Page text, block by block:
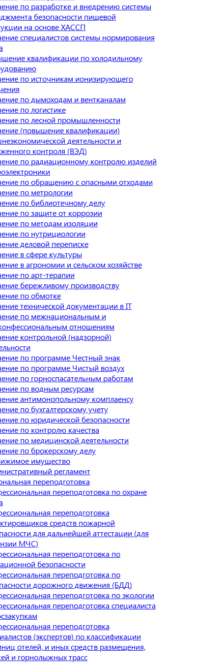
по разработке и внедрению системы
безопасности пищевой
на основе ХАССП
специалистов системы нормирования
квалификации по холодильному
по источникам ионизирующего
по дымоходам и вентканалам
по логистике
по лесной промышленности
(повышение квалификации)
деятельности и
контроля (ВЭД)
по радиационному контролю изделий
по обращению с опасными отходами
по метрологии
по библиотечному делу
по защите от коррозии
по методам изоляции
по нутрициологии
деловой переписке
в сфере культуры
в агрономии и сельском хозяйстве
по арт-терапии
бережливому производству
по обмотке
технической документации в IT
по межнациональным и
отношениям
контрольной (надзорной)
по программе Честный знак
по программе Чистый воздух
по горноспасательным работам
по водным ресурсам
антимонопольному комплаенсу
по бухгалтерскому учету
по юридической безопасности
по контролю качества
по медицинской деятельности
по брокерскому делу
имущество
регламент
переподготовка
переподготовка по охране
переподготовка
средств пожарной
для дальнейшей аттестации (для
МЧС)
переподготовка по
безопасности
переподготовка по
дорожного движения (БДД)
переподготовка по экологии
переподготовка специалиста
переподготовка
(экспертов) по классификации
отелей, и иных средств размещения,
и горнолыжных трасс